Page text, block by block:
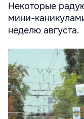
Некоторые
мини-
неделю августа.